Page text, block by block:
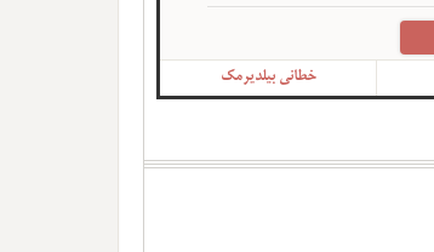
خطانی بیلدیرمک